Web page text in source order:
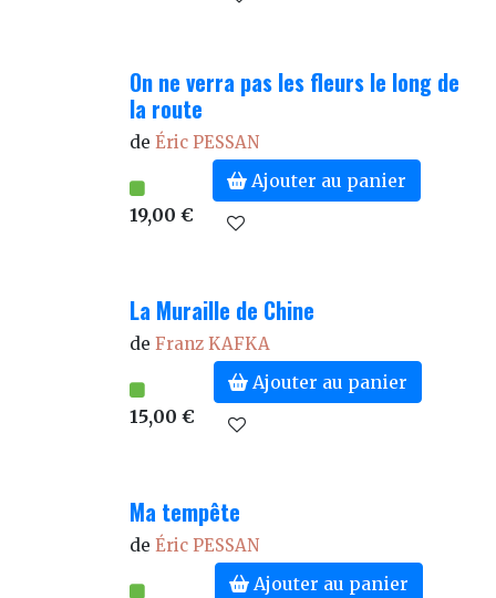
On ne verra pas les fleurs le long de
la route
de Éric PESSAN
19,00 €
Ajouter au panier
La Muraille de Chine
de Franz KAFKA
15,00 €
Ajouter au panier
Ma tempête
de Éric PESSAN
Ajouter au panier